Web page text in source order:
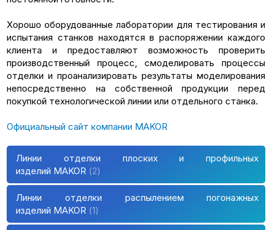
Хорошо оборудованные лаборатории для тестирования и
испытания станков находятся в распоряжении каждого
клиента и предоставляют возможность проверить
производственный процесс, смоделировать процессы
отделки и проанализировать результаты моделирования
непосредственно на собственной продукции перед
покупкой технологической линии или отдельного станка.
Официальный сайт компании MAKOR
Линии отделки плоских и профильных
изделий MAKOR 2
Линии отделки распылением погонажных
изделий MAKOR 1